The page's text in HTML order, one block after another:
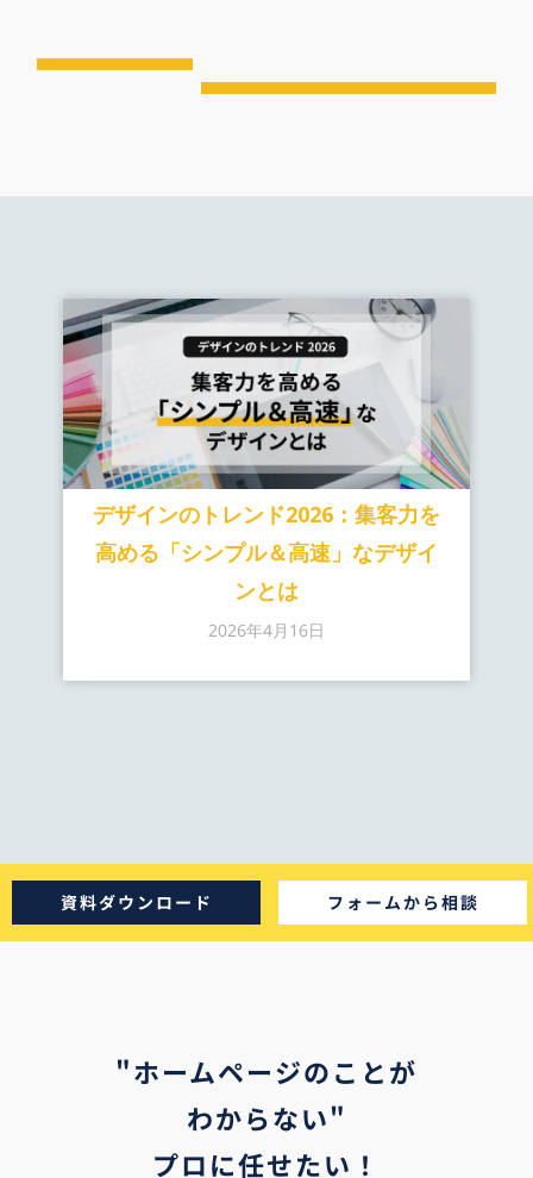
デザインのトレンド2026：集客力を
高める「シンプル＆高速」なデザイ
ンとは
2026年4月16日
資料ダウンロード フォームから相談
"ホームページのことが
わからない"
プロに任せたい！